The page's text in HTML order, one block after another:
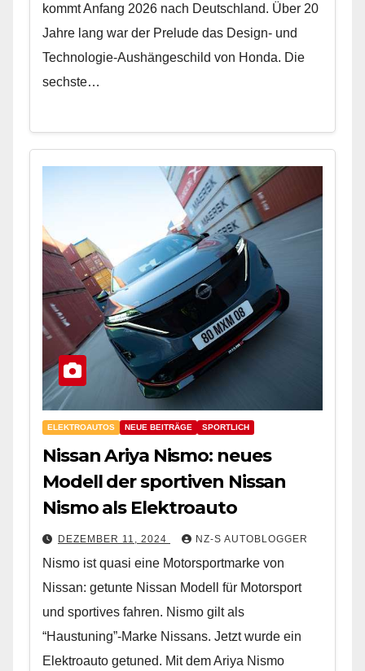
kommt Anfang 2026 nach Deutschland. Über 20
Jahre lang war der Prelude das Design- und
Technologie-Aushängeschild von Honda. Die
sechste…
ELEKTROAUTOS NEUE BEITRÄGE SPORTLICH
Nissan Ariya Nismo: neues
Modell der sportiven Nissan
Nismo als Elektroauto
DEZEMBER 11, 2024 NZ-S AUTOBLOGGER
Nismo ist quasi eine Motorsportmarke von
Nissan: getunte Nissan Modell für Motorsport
und sportives fahren. Nismo gilt als
“Haustuning”-Marke Nissans. Jetzt wurde ein
Elektroauto getuned. Mit dem Ariya Nismo